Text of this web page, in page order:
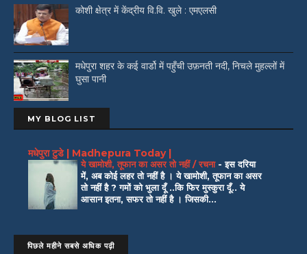
कोशी क्षेत्र में केंद्रीय वि.वि. खुले : एमएलसी
मधेपुरा शहर के कई वार्डो में पहुँची उफ़नती नदी, निचले मुहल्लों में
घुसा पानी
MY BLOG LIST
मधेपुरा टुडे | Madhepura Today |
ये खामोशी, तूफान का असर तो नहीं / रचना -इस दरिया
में, अब कोई लहर तो नहीं है । ये खामोशी, तूफान का असर
तो नहीं है ? गमों को भुला दूँ ..कि फिर मुस्कुरा दूँ.. ये
आसान इतना, सफर तो नहीं है । जिसकी...
पिछले महीने सबसे अधिक पढ़ी